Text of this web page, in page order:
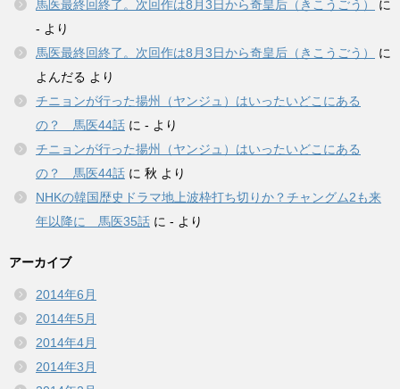
馬医最終回終了。次回作は8月3日から奇皇后（きこうごう）
に
- より
馬医最終回終了。次回作は8月3日から奇皇后（きこうごう）
に
よんだる より
チニョンが行った揚州（ヤンジュ）はいったいどこにある
の？ 馬医44話 に - より
チニョンが行った揚州（ヤンジュ）はいったいどこにある
の？ 馬医44話 に 秋 より
NHKの韓国歴史ドラマ地上波枠打ち切りか？チャングム2も来
年以降に 馬医35話 に - より
アーカイブ
2014年6月
2014年5月
2014年4月
2014年3月